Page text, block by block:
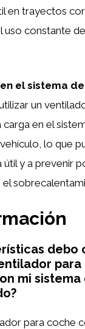
en trayectos
uso constante
el sistema
un
en el
lo que
y a prevenir
debo
para
mi sistema
para coche